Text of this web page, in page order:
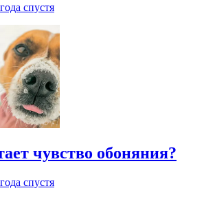
спустя
чувство обоняния?
спустя